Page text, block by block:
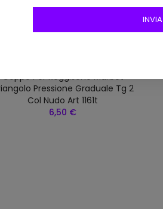
Coppe Per Reggiseno Marbet
Pressione Graduale Tg 2
Col Nudo Art 1161t
6,50 €
INVIA